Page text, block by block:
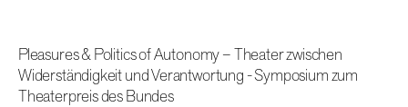
Pleasures & Politics of Autonomy – Theater zwischen
Widerständigkeit und Verantwortung - Symposium zum
Theaterpreis des Bundes